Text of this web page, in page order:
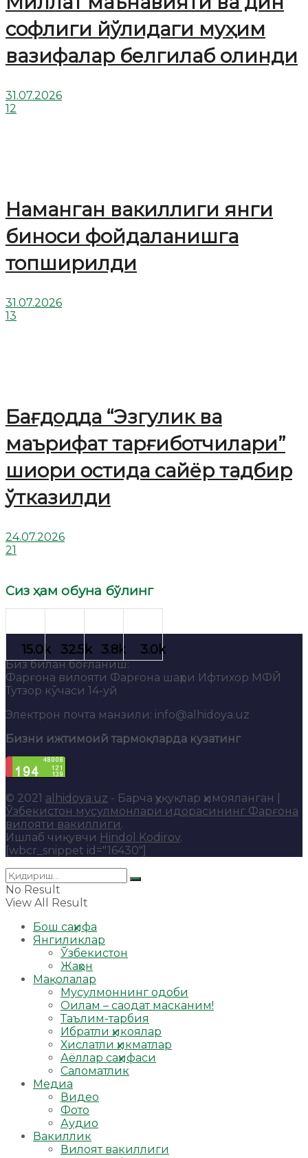
софлиги йўлидаги муҳим
вазифалар белгилаб олинди
31.07.2026
12
Наманган вакиллиги янги
биноси фойдаланишга
топширилди
31.07.2026
13
Бағдодда “Эзгулик ва
маърифат тарғиботчилари”
шиори остида сайёр тадбир
ўтказилди
24.07.2026
21
Сиз ҳам обуна бўлинг
Биз билан боғланиш:
Фарғона вилояти Фарғона шаҳри Ифтихор МФЙ
Тутзор кўчаси 14-уй
Электрон почта манзили: info@alhidoya.uz
Бизни ижтимоий тармоқларда кузатинг
© 2021 alhidoya.uz - Барча ҳуқуқлар ҳимояланган |
Ўзбекистон мусулмонлари идорасининг Фарғона
вилояти вакиллиги.
Ишлаб чиқувчи Hindol Kodirov.
[wbcr_snippet id="16430"]
No Result
View All Result
Бош саҳифа
Янгиликлар
Ўзбекистон
Жаҳон
Мақолалар
Мусулмоннинг одоби
Оилам – саодат масканим!
Таълим-тарбия
Ибратли ҳикоялар
Хислатли ҳикматлар
Аёллар саҳифаси
Саломатлик
Медиа
Видео
Фото
Аудио
Вакиллик
Вилоят вакиллиги